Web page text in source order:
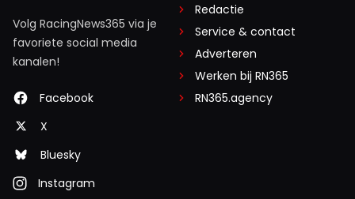
Volg RacingNews365 via je
favoriete social media
kanalen!
Facebook
X
Bluesky
Instagram
Redactie
Service & contact
Adverteren
Werken bij RN365
RN365.agency